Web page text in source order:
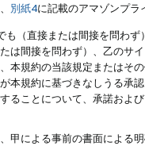
別紙4に記載のアマゾンプ
も（直接または間接を問わ
は間接を問わず）、乙のサ
本規約の当該規定またはそ
本規約に基づきなしうる承
ることについて、承諾およ
甲による事前の書面による